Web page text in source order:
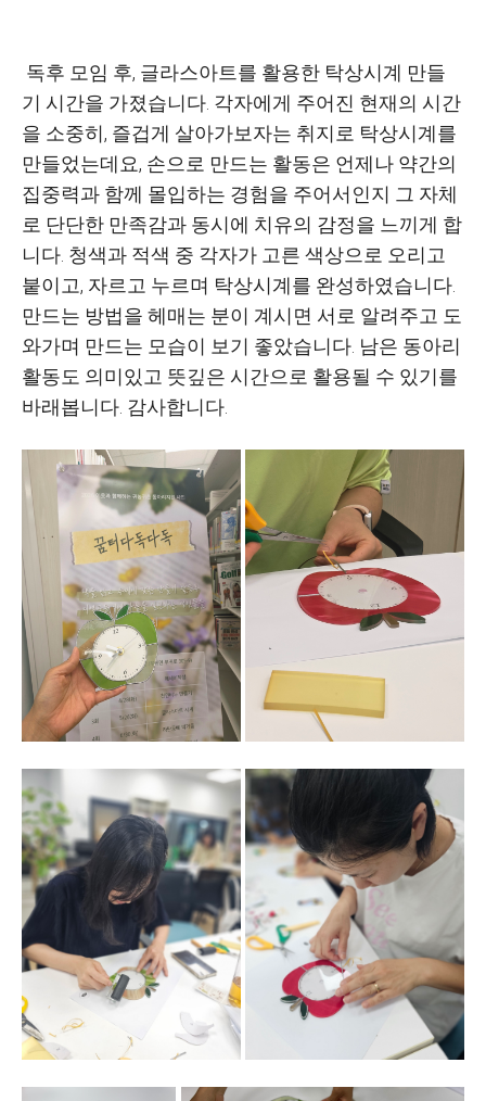
독후 모임 후, 글라스아트를 활용한 탁상시계 만들
기 시간을 가졌습니다. 각자에게 주어진 현재의 시간
을 소중히, 즐겁게 살아가보자는 취지로 탁상시계를
만들었는데요, 손으로 만드는 활동은 언제나 약간의
집중력과 함께 몰입하는 경험을 주어서인지 그 자체
로 단단한 만족감과 동시에 치유의 감정을 느끼게 합
니다. 청색과 적색 중 각자가 고른 색상으로 오리고
붙이고, 자르고 누르며 탁상시계를 완성하였습니다.
만드는 방법을 헤매는 분이 계시면 서로 알려주고 도
와가며 만드는 모습이 보기 좋았습니다. 남은 동아리
활동도 의미있고 뜻깊은 시간으로 활용될 수 있기를
바래봅니다. 감사합니다.